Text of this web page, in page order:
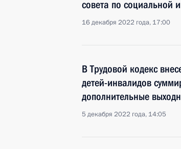
совета по социальной
16 декабря 2022 года, 17:00
В Трудовой кодекс
детей-инвалидов
дополнительные
5 декабря 2022 года, 14:05